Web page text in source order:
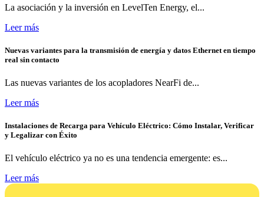
La asociación y la inversión en LevelTen Energy, el...
Leer más
Nuevas variantes para la transmisión de energía y datos Ethernet en tiempo
real sin contacto
Las nuevas variantes de los acopladores NearFi de...
Leer más
Instalaciones de Recarga para Vehículo Eléctrico: Cómo Instalar, Verificar
y Legalizar con Éxito
El vehículo eléctrico ya no es una tendencia emergente: es...
Leer más